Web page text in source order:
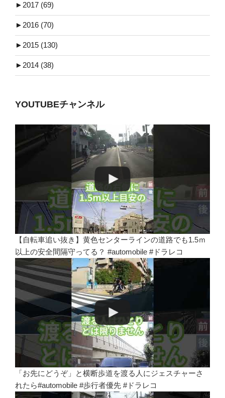
► 2017 (69)
► 2016 (70)
► 2015 (130)
► 2014 (38)
YOUTUBEチャンネル
【自転車追い抜き】黄色センターラインの道路でも1.5ｍ
以上の安全間隔守ってる？ #automobile #ドラレコ
「お先にどうぞ」と横断歩道を渡る人にジェスチャーさ
れたら#automobile #歩行者優先 #ドラレコ